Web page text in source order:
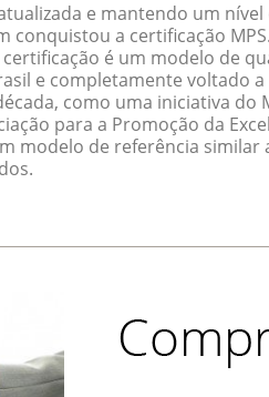
e mantendo um nível
conquistou a certificação
é um modelo de
e completamente voltado
como uma iniciativa do
para a Promoção da
modelo de referência similar